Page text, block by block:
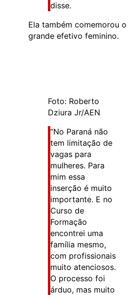
disse.
Ela também comemorou o
grande efetivo feminino.
Foto: Roberto
Dziura Jr/AEN
“No Paraná não
tem limitação de
vagas para
mulheres. Para
mim essa
inserção é muito
importante. E no
Curso de
Formação
encontrei uma
família mesmo,
com profissionais
muito atenciosos.
O processo foi
árduo, mas muito